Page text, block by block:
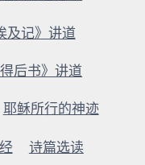
及记》讲道
得后书》讲道
耶稣所行的神迹
诗篇选读